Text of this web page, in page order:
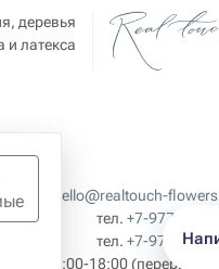
деревья
и латекса
hello@realtouch-
тел. +7-977-360-
тел. +7-977-360-
Пн-Пт 09:00-18:00(перерыв: